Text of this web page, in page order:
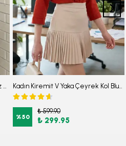
%50
₺ 599.90
₺ 299.95